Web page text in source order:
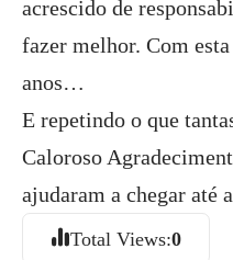
acrescido de
fazer melhor. Com
anos…
E repetindo o que
Caloroso
ajudaram a chegar até
Total Views:0